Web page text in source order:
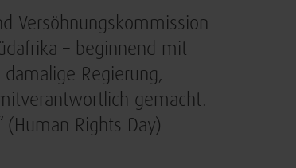
Versöhnungskommission
– beginnend mit
Regierung,
gemacht.
(Human Rights Day)